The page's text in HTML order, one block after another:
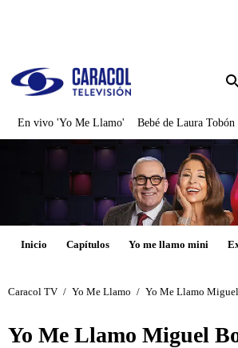
En vivo 'Yo Me Llamo' Bebé de Laura Tobón
Inicio Capítulos Yo me llamo mini
Caracol TV / Yo Me Llamo / Yo Me Llamo Miguel
Yo Me Llamo Miguel